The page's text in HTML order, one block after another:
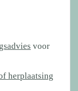
voor
herplaatsing